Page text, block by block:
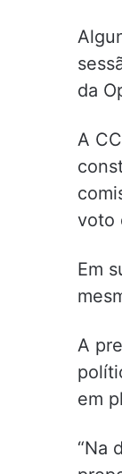
da
A
voto
Em
A
em
“Na